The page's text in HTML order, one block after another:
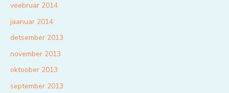
veebruar 2014
jaanuar 2014
detsember 2013
november 2013
oktoober 2013
september 2013